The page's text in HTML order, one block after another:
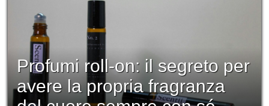
Profumi roll-on: il segreto per
avere la propria fragranza